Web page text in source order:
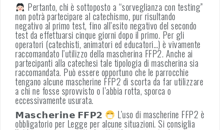
Pertanto, chi è sottoposto a “sorveglianza con testing”
non potrà partecipare al catechismo, pur risultando
negativo al primo test, fino all’esito negativo del secondo
test da effettuarsi cinque giorni dopo il primo. Per gli
operatori (catechisti, animatori ed educatori…) è vivamente
raccomandato l’utilizzo della mascherina FFP2. Anche ai
partecipanti alla catechesi tale tipologia di mascherina sia
raccomandata. Può essere opportuno che le parrocchie
tengano alcune mascherine FFP2 di scorta da far utilizzare
a chi ne fosse sprovvisto o l’abbia rotta, sporca o
eccessivamente usurata.
𝗠𝗮𝘀𝗰𝗵𝗲𝗿𝗶𝗻𝗲 𝗙𝗙𝗣𝟮
L’uso di mascherine FFP2 è
obbligatorio per Legge per alcune situazioni. Si consiglia